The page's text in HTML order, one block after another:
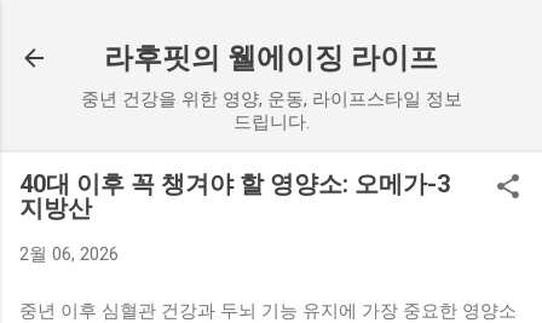
라후핏의 웰에이징 라이프
중년 건강을 위한 영양, 운동, 라이프스타일 정보
드립니다.
40대 이후 꼭 챙겨야 할 영양소: 오메가-3
지방산
2월 06, 2026
중년 이후 심혈관 건강과 두뇌 기능 유지에 가장 중요한 영양소